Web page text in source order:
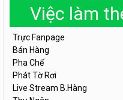
Việc làm
Trực Fanpage
Bán Hàng
Pha Chế
Phát Tờ Rơi
Live Stream B.Hàng